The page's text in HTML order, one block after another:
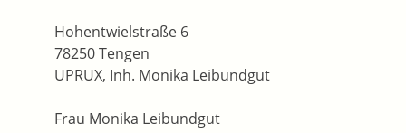
UPRUX, Inh. Monika Leibundgut
Hohentwielstraße 6
78250Tengen
Frau Monika Leibundgut